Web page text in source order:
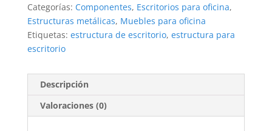
Categorías: Componentes, Escritorios para oficina,
Estructuras metálicas, Muebles para oficina
Etiquetas: estructura de escritorio, estructura para
escritorio
Descripción
Valoraciones (0)